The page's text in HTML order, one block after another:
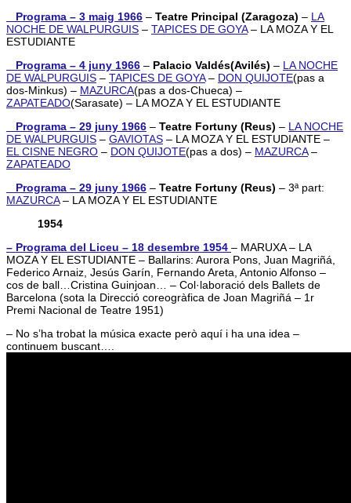
_ Programa – 3 maig 1966 – Teatre Principal (Zaragoza) – LA
NOCHE DE WALPURGUIS – TAPICES DE GOYA– LA MOZA Y EL
ESTUDIANTE
_ Programa – 4 juny 1966 – Palacio Valdés(Avilés) – LA NOCHE
DE WALPURGUIS – TAPICES DE GOYA– DON QUIJOTE(pas a
dos-Minkus) – MAZURCA(pas a dos-Chueca) –
ZAPATEADO(Sarasate) – LA MOZA Y EL ESTUDIANTE
_ Programa – 29 juny 1966 – Teatre Fortuny (Reus) – LA NOCHE
DE WALPURGUIS – GAVIOTAS – LA MOZA Y EL ESTUDIANTE –
EL CISNE NEGRO – DON QUIJOTE(pas a dos) – MAZURCA–
ZAPATEADO
_ Programa – 29 juny 1966 – Teatre Fortuny (Reus) – 3ª part:
MAZURCA– LA MOZA Y EL ESTUDIANTE
1954
– Programa del Liceu – 18 desembre 1954 – MARUXA – LA
MOZA Y EL ESTUDIANTE – Ballarins: Aurora Pons, Juan Magriñá,
Federico Arnaiz, Jesús Garín, Fernando Areta, Antonio Alfonso –
cos de ball…Cristina Guinjoan… – Col·laboració dels Ballets de
Barcelona (sota la Direcció coreogràfica de Joan Magriñá – 1r
Premi Nacional de Teatre 1951)
– No s’ha trobat la música exacte però aquí i ha una idea –
continuem buscant….